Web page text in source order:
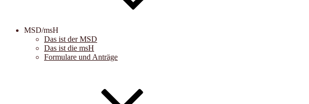
MSD/msH
Das ist der MSD
Das ist die msH
Formulare und Anträge